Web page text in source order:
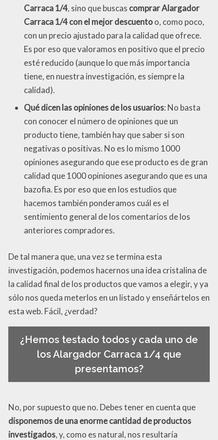
Carraca 1/4, sino que buscas comprar Alargador
Carraca 1/4 con el mejor descuentoo, como poco,
con un precio ajustado para la calidad que ofrece.
Es por eso que valoramos en positivo que el precio
esté reducido (aunque lo que más importancia
tiene, en nuestra investigación, es siempre la
calidad).
Qué dicen las opiniones de los usuarios: No basta
con conocer el número de opiniones que un
producto tiene, también hay que saber si son
negativas o positivas. No es lo mismo 1000
opiniones asegurando que ese producto es de gran
calidad que 1000 opiniones asegurando que es una
bazofia. Es por eso que en los estudios que
hacemos también ponderamos cuál es el
sentimiento general de los comentarios de los
anteriores compradores.
De tal manera que, una vez se termina esta
investigación, podemos hacernos una idea cristalina de
la calidad final de los productos que vamos a elegir, y ya
sólo nos queda meterlos en un listado y enseñártelos en
esta web. Fácil, ¿verdad?
¿Hemos testado todos y cada uno de
los Alargador Carraca 1/4 que
presentamos?
No, por supuesto que no. Debes tener en cuenta que
disponemos de una enorme cantidad de productos
investigados, y, como es natural, nos resultaría